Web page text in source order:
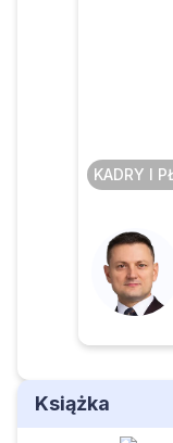
KADRY I
Książka